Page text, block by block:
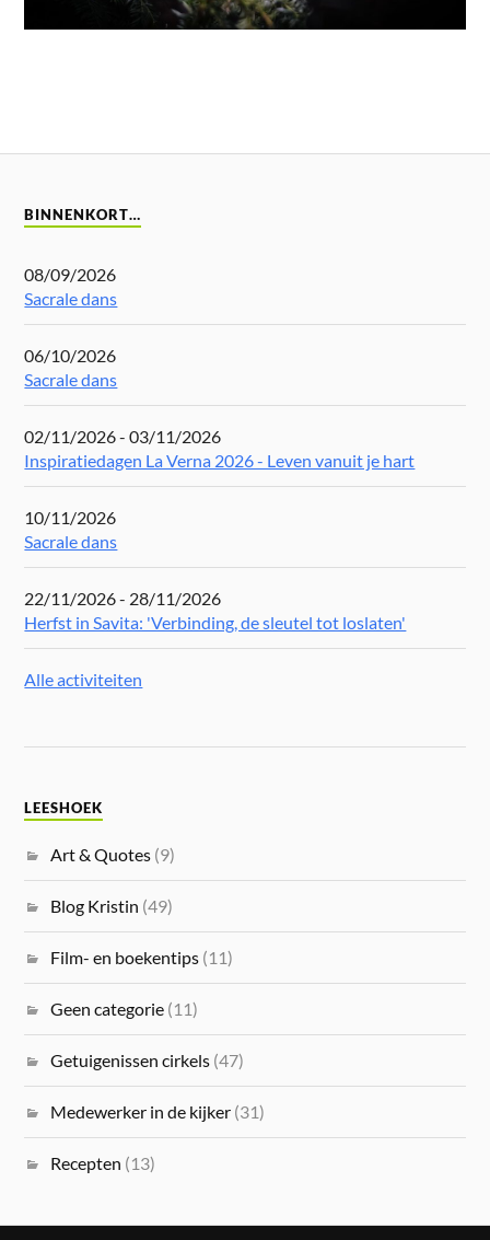
BINNENKORT…
08/09/2026
Sacrale dans
06/10/2026
Sacrale dans
02/11/2026 - 03/11/2026
Inspiratiedagen La Verna 2026 - Leven vanuit je hart
10/11/2026
Sacrale dans
22/11/2026 - 28/11/2026
Herfst in Savita: 'Verbinding, de sleutel tot loslaten'
Alle activiteiten
LEESHOEK
Art & Quotes (9)
Blog Kristin (49)
Film- en boekentips (11)
Geen categorie (11)
Getuigenissen cirkels (47)
Medewerker in de kijker (31)
Recepten (13)